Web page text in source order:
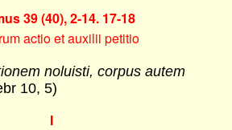
39 (40), 2-14. 17-18
actio et auxilii petitio
noluisti, corpus autem
10, 5)
I